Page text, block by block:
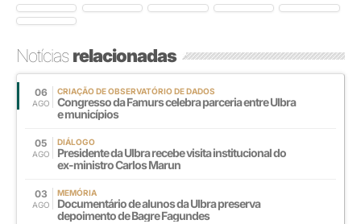
Notíciasrelacionadas
06
AGO
CRIAÇÃO DE OBSERVATÓRIO DE DADOS
Congresso da Famurs celebra parceria entre Ulbra
e municípios
05
AGO
DIÁLOGO
Presidente da Ulbra recebe visita institucional do
ex-ministro Carlos Marun
03
AGO
MEMÓRIA
Documentário de alunos da Ulbra preserva
depoimento de Bagre Fagundes